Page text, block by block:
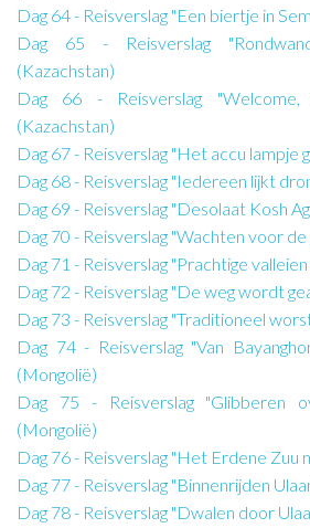
Dag 64 - Reisverslag "Een biertje in
Dag 65 - Reisverslag
(Kazachstan)
Dag 66 - Reisverslag "Welcome,
(Kazachstan)
Dag 67 - Reisverslag "Het accu lampje
Dag 68 - Reisverslag "Iedereen lijkt
Dag 69 - Reisverslag "Desolaat Kosh
Dag 70 - Reisverslag "Wachten voor de
Dag 71 - Reisverslag "Prachtige
Dag 72 - Reisverslag "De weg wordt
Dag 73 - Reisverslag "Traditioneel
Dag 74 - Reisverslag "Van
(Mongolië)
Dag 75 - Reisverslag "Glibberen
(Mongolië)
Dag 76 - Reisverslag "Het Erdene Zuu
Dag 77 - Reisverslag "Binnenrijden
Dag 78 - Reisverslag "Dwalen door